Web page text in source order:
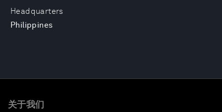
Headquarters
Philippines
关于我们